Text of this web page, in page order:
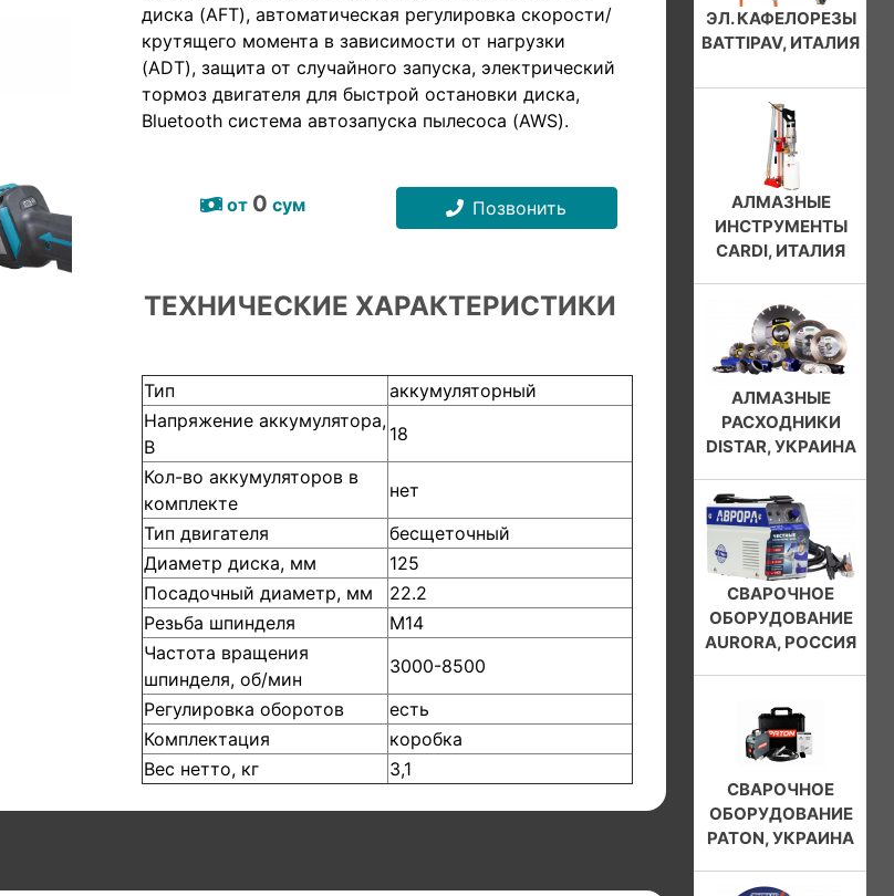
диска (AFT), автоматическая регулировка скорости/
крутящего момента в зависимости от нагрузки
(ADT), защита от случайного запуска, электрический
тормоз двигателя для быстрой остановки диска,
Bluetooth система автозапуска пылесоса (AWS).
от 0 сум Позвонить
ТЕХНИЧЕСКИЕ ХАРАКТЕРИСТИКИ
Тип
аккумуляторный
Напряжение аккумулятора,
В
18
Кол-во аккумуляторов в
комплекте
нет
Тип двигателя
бесщеточный
Диаметр диска, мм
125
Посадочный диаметр, мм
22.2
Резьба шпинделя
М14
Частота вращения
шпинделя, об/мин
3000-8500
Регулировка оборотов
есть
Комплектация
коробка
Вес нетто, кг
3,1
ЭЛ. КАФЕЛОРЕЗЫ
BATTIPAV, ИТАЛИЯ
АЛМАЗНЫЕ
ИНСТРУМЕНТЫ
CARDI, ИТАЛИЯ
АЛМАЗНЫЕ
РАСХОДНИКИ
DISTAR, УКРАИНА
СВАРОЧНОЕ
ОБОРУДОВАНИЕ
AURORA, РОССИЯ
СВАРОЧНОЕ
ОБОРУДОВАНИЕ
PATON, УКРАИНА